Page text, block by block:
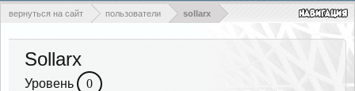
вернуться на сайт пользователи sollarx
Sollarx
Уровень 0
НЕДАВНЯЯ АКТИВНОСТЬ НОВЫЕ СООБЩЕНИЯ ПРОФИЛЯ